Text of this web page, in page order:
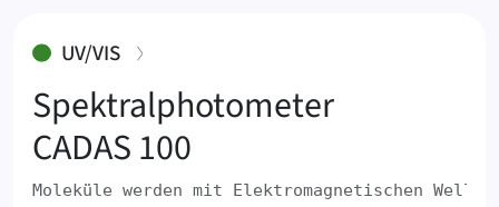
UV/VIS:
‍Spektralphotometer
‍CADAS ‍100
Moleküle werden mit Elektromagnetischen